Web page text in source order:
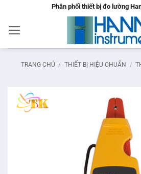
nội
dung
Phân phối thiết bị đo lường
TRANG CHỦ / THIẾT BỊ HIỆU CHUẨN /